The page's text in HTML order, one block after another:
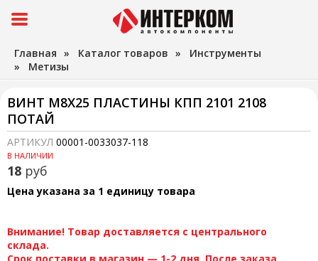
Главная » Каталог товаров » Инструменты
» Метизы
ВИНТ М8Х25 ПЛАСТИНЫ КПП 2101 2108
ПОТАЙ
АРТИКУЛ 00001-0033037-118
В НАЛИЧИИ
18 руб
Цена указана за 1 единицу товара
Внимание! Товар доставляется с центрального
склада.